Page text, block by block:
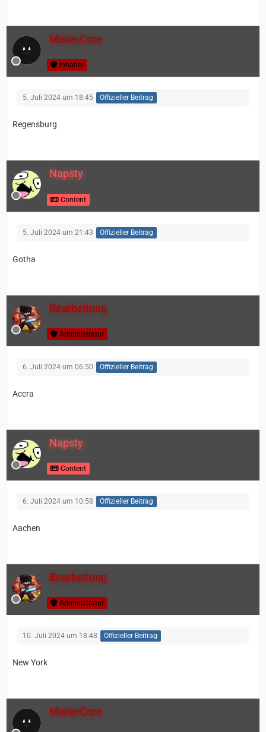
MisterCore
Inhaber
5. Juli 2024 um 18:45 Offizieller Beitrag
Regensburg
Napsty
Content
5. Juli 2024 um 21:43 Offizieller Beitrag
Gotha
Bearbeitung
Administrator
6. Juli 2024 um 06:50 Offizieller Beitrag
Accra
Napsty
Content
6. Juli 2024 um 10:58 Offizieller Beitrag
Aachen
Bearbeitung
Administrator
10. Juli 2024 um 18:48 Offizieller Beitrag
New York
MisterCore